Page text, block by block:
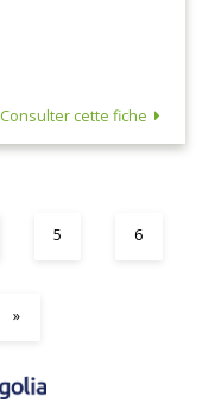
Consulter cette fiche
5 6
»